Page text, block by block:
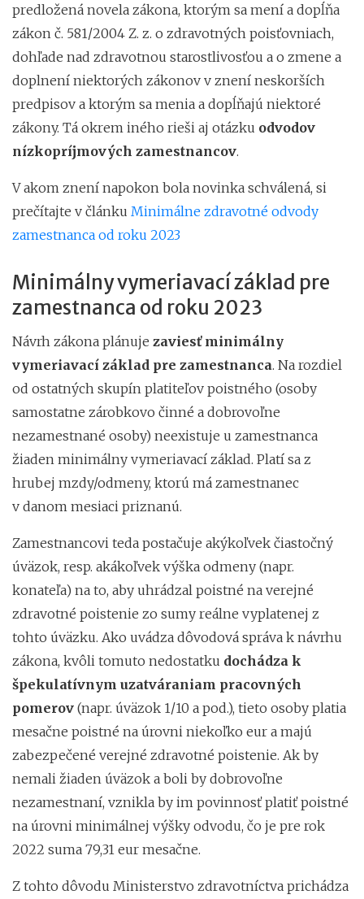
predložená novela zákona, ktorým sa mení a dopĺňa
zákon č. 581/2004 Z. z. o zdravotných poisťovniach,
dohľade nad zdravotnou starostlivosťou a o zmene a
doplnení niektorých zákonov v znení neskorších
predpisov a ktorým sa menia a dopĺňajú niektoré
zákony. Tá okrem iného rieši aj otázku odvodov
nízkopríjmových zamestnancov.
V akom znení napokon bola novinka schválená, si
prečítajte v článku Minimálne zdravotné odvody
zamestnanca od roku 2023
Minimálny vymeriavací základ pre
zamestnanca od roku 2023
Návrh zákona plánuje zaviesť minimálny
vymeriavací základ pre zamestnanca. Na rozdiel
od ostatných skupín platiteľov poistného (osoby
samostatne zárobkovo činné a dobrovoľne
nezamestnané osoby) neexistuje u zamestnanca
žiaden minimálny vymeriavací základ. Platí sa z
hrubej mzdy/odmeny, ktorú má zamestnanec
v danom mesiaci priznanú.
Zamestnancovi teda postačuje akýkoľvek čiastočný
úväzok, resp. akákoľvek výška odmeny (napr.
konateľa) na to, aby uhrádzal poistné na verejné
zdravotné poistenie zo sumy reálne vyplatenej z
tohto úväzku. Ako uvádza dôvodová správa k návrhu
zákona, kvôli tomuto nedostatku dochádza k
špekulatívnym uzatváraniam pracovných
pomerov (napr. úväzok 1/10 a pod.), tieto osoby platia
mesačne poistné na úrovni niekoľko eur a majú
zabezpečené verejné zdravotné poistenie. Ak by
nemali žiaden úväzok a boli by dobrovoľne
nezamestnaní, vznikla by im povinnosť platiť poistné
na úrovni minimálnej výšky odvodu, čo je pre rok
2022 suma 79,31 eur mesačne.
Z tohto dôvodu Ministerstvo zdravotníctva prichádza